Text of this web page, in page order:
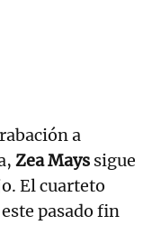
a
Zea Mays sigue
El cuarteto
pasado fin